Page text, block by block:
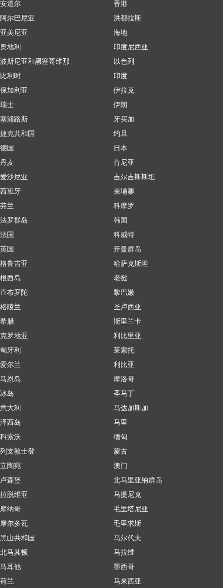
安道尔
阿尔巴尼亚
亚美尼亚
奥地利
波斯尼亚和黑塞哥维那
比利时
保加利亚
瑞士
塞浦路斯
捷克共和国
德国
丹麦
爱沙尼亚
西班牙
芬兰
法罗群岛
法国
英国
格鲁吉亚
根西岛
直布罗陀
格陵兰
希腊
克罗地亚
匈牙利
爱尔兰
马恩岛
冰岛
意大利
泽西岛
科索沃
列支敦士登
立陶宛
卢森堡
拉脱维亚
摩纳哥
摩尔多瓦
黑山共和国
北马其顿
马耳他
荷兰
香港
洪都拉斯
海地
印度尼西亚
以色列
印度
伊拉克
伊朗
牙买加
约旦
日本
肯尼亚
吉尔吉斯斯坦
柬埔寨
科摩罗
韩国
科威特
开曼群岛
哈萨克斯坦
老挝
黎巴嫩
圣卢西亚
斯里兰卡
利比里亚
莱索托
利比亚
摩洛哥
圣马丁
马达加斯加
马里
缅甸
蒙古
澳门
北马里亚纳群岛
马提尼克
毛里塔尼亚
毛里求斯
马尔代夫
马拉维
墨西哥
马来西亚